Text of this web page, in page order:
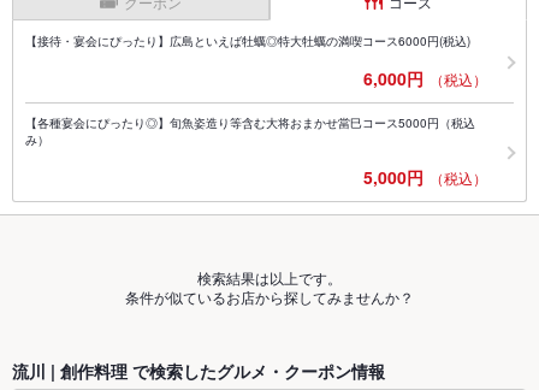
【接待・宴会にぴったり】広島といえば牡蠣◎特大牡蠣の満喫コース6000円(税込)
6,000円 （税込）
【各種宴会にぴったり◎】旬魚姿造り等含む大将おまかせ當巳コース5000円（税込
み）
5,000円 （税込）
検索結果は以上です。
条件が似ているお店から探してみませんか？
流川 | 創作料理 で検索したグルメ・クーポン情報